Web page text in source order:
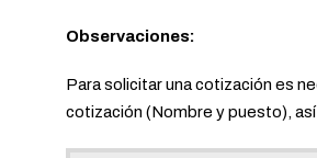
Observaciones:
Para solicitar una cotización es
cotización (Nombre y puesto),